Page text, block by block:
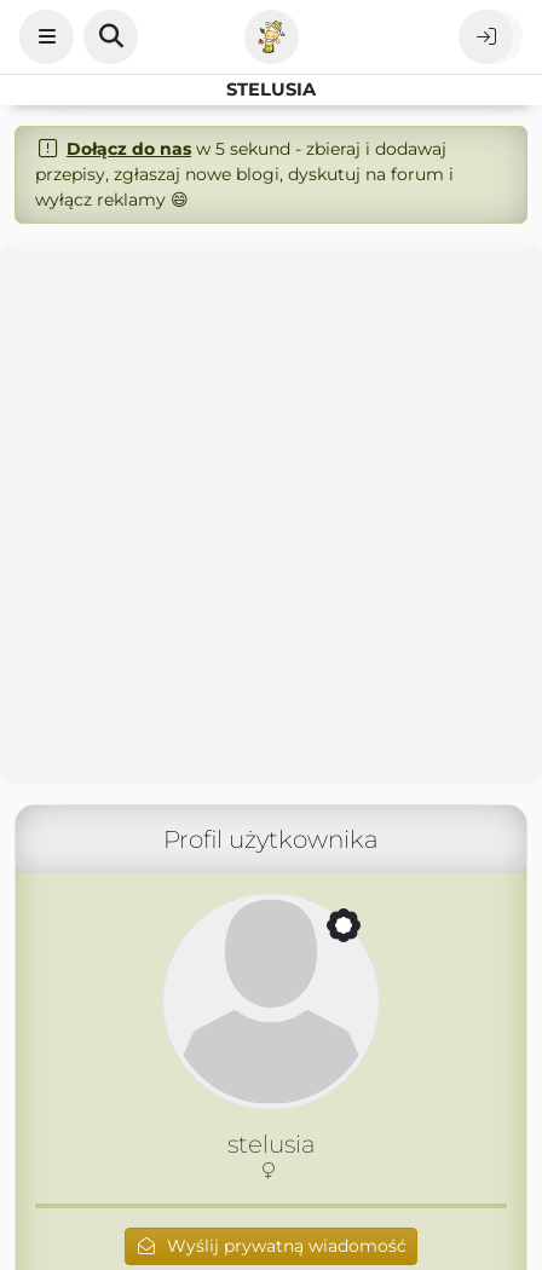
STELUSIA
Dołącz do nasw 5 sekund - zbieraj i dodawaj
przepisy, zgłaszaj nowe blogi, dyskutuj na forum i
wyłącz reklamy 😄
Profil użytkownika
stelusia
Wyślij prywatną wiadomość